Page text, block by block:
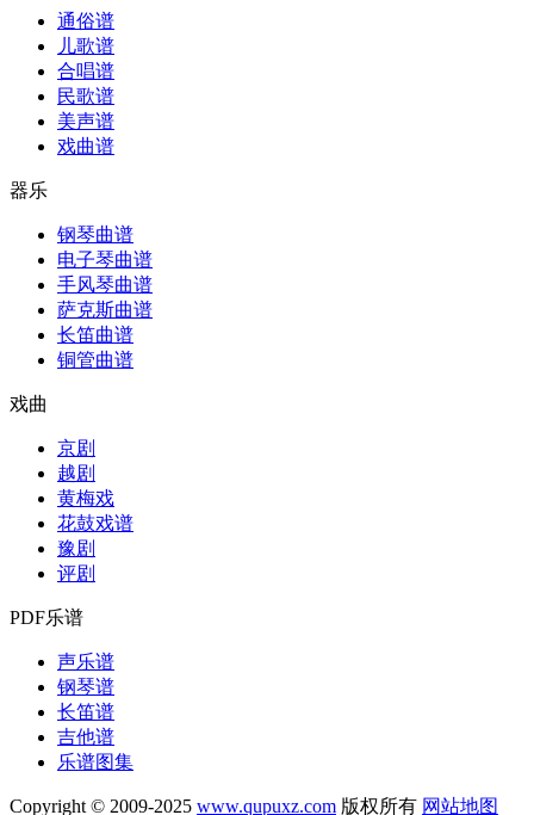
通俗谱
儿歌谱
合唱谱
民歌谱
美声谱
戏曲谱
器乐
钢琴曲谱
电子琴曲谱
手风琴曲谱
萨克斯曲谱
长笛曲谱
铜管曲谱
戏曲
京剧
越剧
黄梅戏
花鼓戏谱
豫剧
评剧
PDF乐谱
声乐谱
钢琴谱
长笛谱
吉他谱
乐谱图集
Copyright © 2009-2025 www.qupuxz.com 版权所有 网站地图